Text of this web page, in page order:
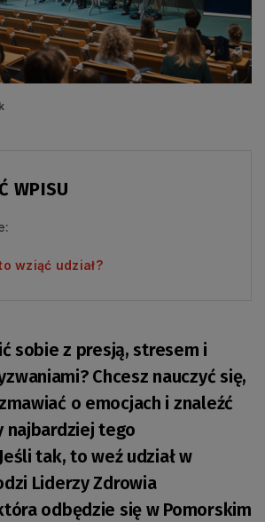
WPISU
wziąć udział?
sobie z presją, stresem i
Chcesz nauczyć się,
o emocjach i znaleźć
najbardziej tego
tak, to weź udział w
Liderzy Zdrowia
odbędzie się w Pomorskim